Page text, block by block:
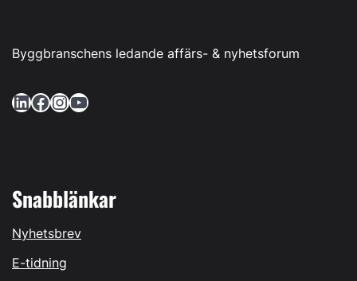
Byggbranschens ledande affärs- & nyhetsforum
LinkedIn Facebook InstagramYouTube
Snabblänkar
Nyhetsbrev
E-tidning